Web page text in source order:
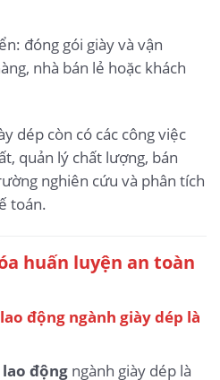
đóng gói giày và vận
nhà bán lẻ hoặc khách
dép còn có các công việc
quản lý chất lượng, bán
nghiên cứu và phân tích
toán.
huấn luyện an toàn
động ngành giày dép là
độngngành giày dép là